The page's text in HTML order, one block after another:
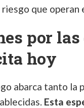
que operan
por
hoy
abarca tanto
Esta